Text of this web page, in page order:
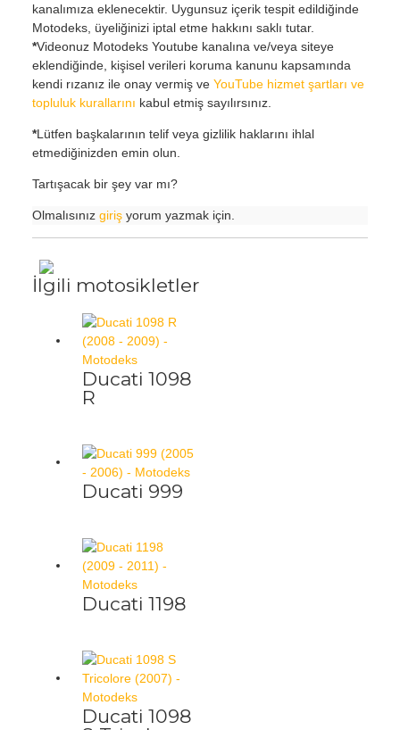
kanalımıza eklenecektir. Uygunsuz içerik tespit edildiğinde
Motodeks, üyeliğinizi iptal etme hakkını saklı tutar.
*Videonuz Motodeks Youtube kanalına ve/veya siteye
eklendiğinde, kişisel verileri koruma kanunu kapsamında
kendi rızanız ile onay vermiş ve YouTube hizmet şartları ve
topluluk kurallarını kabul etmiş sayılırsınız.
*Lütfen başkalarının telif veya gizlilik haklarını ihlal
etmediğinizden emin olun.
Tartışacak bir şey var mı?
Olmalısınız girişyorum yazmak için.
İlgili motosikletler
Ducati 1098
R
Ducati 999
Ducati 1198
Ducati 1098